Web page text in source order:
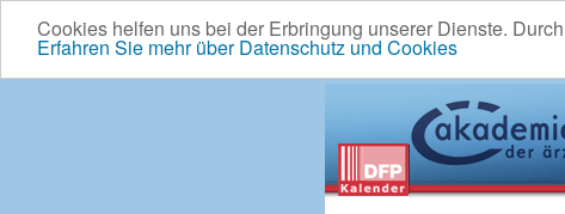
Cookies helfen uns bei der Erbringung unserer Dienste.
Erfahren Sie mehr über Datenschutz und Cookies